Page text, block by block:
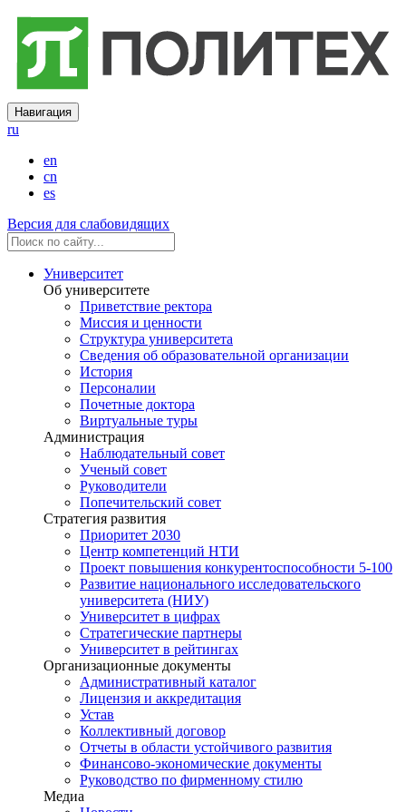
Навигация
ru
en
cn
es
Версия для слабовидящих
Университет
Об университете
Приветствие ректора
Миссия и ценности
Структура университета
Сведения об образовательной организации
История
Персоналии
Почетные доктора
Виртуальные туры
Администрация
Наблюдательный совет
Ученый совет
Руководители
Попечительский совет
Стратегия развития
Приоритет 2030
Центр компетенций НТИ
Проект повышения конкурентоспособности 5-100
Развитие национального исследовательского
университета (НИУ)
Университет в цифрах
Стратегические партнеры
Университет в рейтингах
Организационные документы
Административный каталог
Лицензия и аккредитация
Устав
Коллективный договор
Отчеты в области устойчивого развития
Финансово-экономические документы
Руководство по фирменному стилю
Медиа